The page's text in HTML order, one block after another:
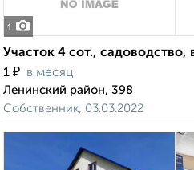
1
Участок 4 сот., садоводство,
1 ₽ в месяц
Ленинский район, 398
Собственник, 03.03.2022